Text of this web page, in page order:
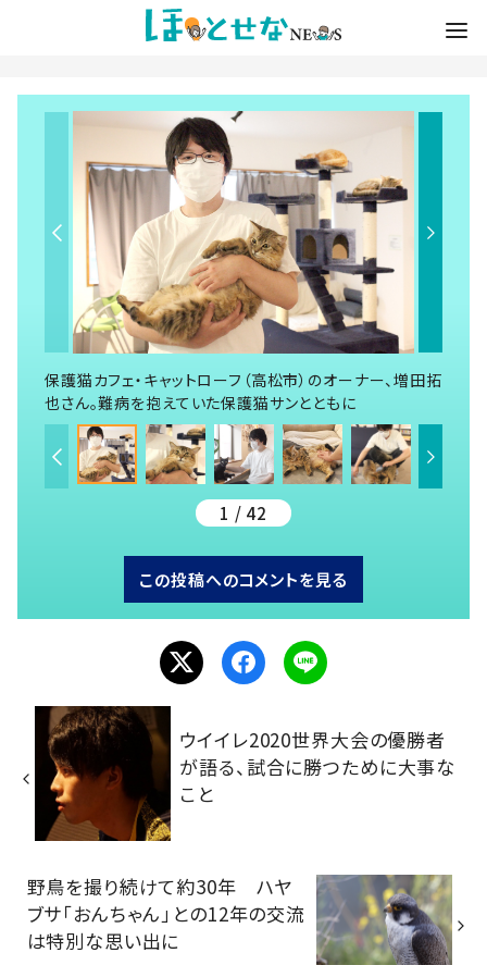
保護猫カフェ・キャットローフ（高松市）のオーナー、増田拓
也さん。難病を抱えていた保護猫サンとともに
1 / 42
この投稿へのコメントを見る
ウイイレ2020世界大会の優勝者
が語る、試合に勝つために大事な
こと
野鳥を撮り続けて約30年 ハヤ
ブサ「おんちゃん」との12年の交流
は特別な思い出に